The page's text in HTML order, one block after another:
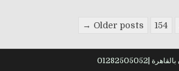
154
Older posts →